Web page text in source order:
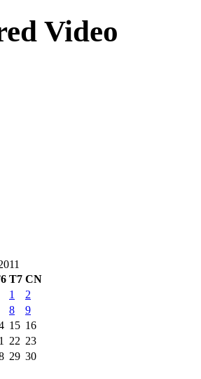
Video
T7 CN
1
2
8
9
15 16
22 23
29 30